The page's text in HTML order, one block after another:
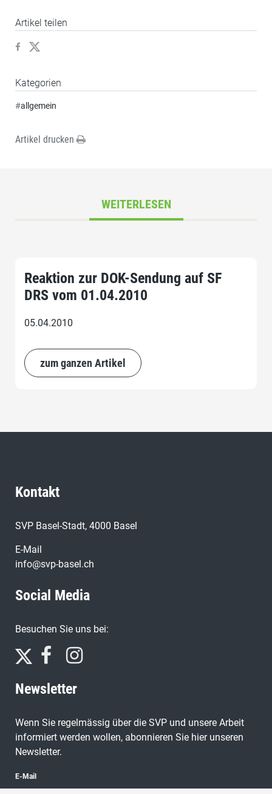
Artikel teilen
Kategorien
#allgemein
Artikel drucken
WEITERLESEN
Reaktion zur DOK-Sendung auf SF
DRS vom 01.04.2010
05.04.2010
zum ganzen Artikel
Kontakt
SVP Basel-Stadt, 4000 Basel
E-Mail
info@svp-basel.ch
Social Media
Besuchen Sie uns bei:
Newsletter
Wenn Sie regelmässig über die SVP und unsere Arbeit
informiert werden wollen, abonnieren Sie hier unseren
Newsletter.
E-Mail